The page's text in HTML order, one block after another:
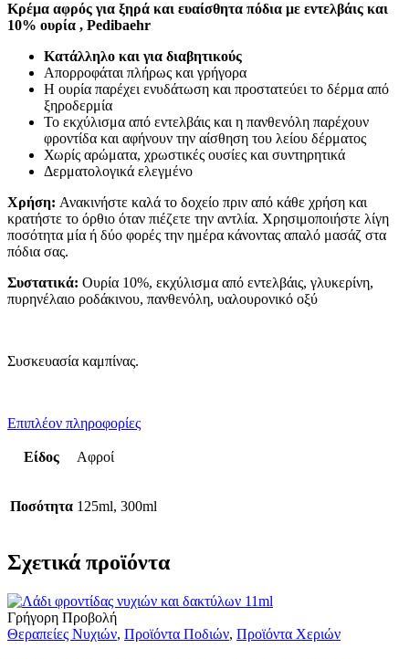
Κρέμα αφρός για ξηρά και ευαίσθητα πόδια με εντελβάις και
10% ουρία , Pedibaehr
Κατάλληλο και για διαβητικούς
Απορροφάται πλήρως και γρήγορα
Η ουρία παρέχει ενυδάτωση και προστατεύει το δέρμα από
ξηροδερμία
Το εκχύλισμα από εντελβάις και η πανθενόλη παρέχουν
φροντίδα και αφήνουν την αίσθηση του λείου δέρματος
Χωρίς αρώματα, χρωστικές ουσίες και συντηρητικά
Δερματολογικά ελεγμένο
Χρήση: Ανακινήστε καλά το δοχείο πριν από κάθε χρήση και
κρατήστε το όρθιο όταν πιέζετε την αντλία. Χρησιμοποιήστε λίγη
ποσότητα μία ή δύο φορές την ημέρα κάνοντας απαλό μασάζ στα
πόδια σας.
Συστατικά: Ουρία 10%, εκχύλισμα από εντελβάις, γλυκερίνη,
πυρηνέλαιο ροδάκινου, πανθενόλη, υαλουρονικό οξύ
Συσκευασία καμπίνας.
Επιπλέον πληροφορίες
Είδος Αφροί
Ποσότητα 125ml, 300ml
Σχετικά προϊόντα
Γρήγορη Προβολή
Θεραπείες Νυχιών, Προϊόντα Ποδιών, Προϊόντα Χεριών